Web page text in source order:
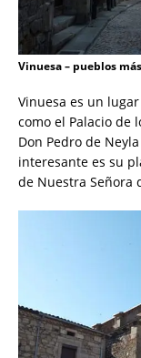
Vinuesa – pueblos
Vinuesa es un
como el Palacio de
Don Pedro de
interesante es su
de Nuestra Señora